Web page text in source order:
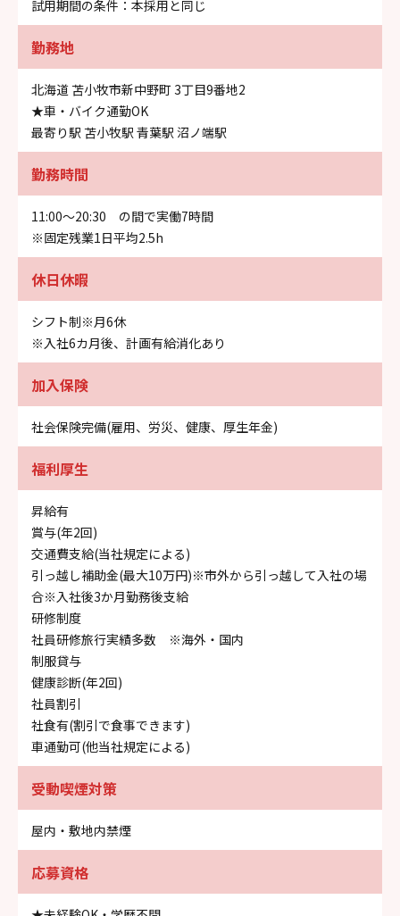
試用期間の条件：本採用と同じ
勤務地
北海道 苫小牧市新中野町 3丁目9番地2
★車・バイク通勤OK
最寄り駅 苫小牧駅 青葉駅 沼ノ端駅
勤務時間
11:00～20:30 の間で実働7時間
※固定残業1日平均2.5h
休日休暇
シフト制※月6休
※入社6カ月後、計画有給消化あり
加入保険
社会保険完備(雇用、労災、健康、厚生年金)
福利厚生
昇給有
賞与(年2回)
交通費支給(当社規定による)
引っ越し補助金(最大10万円)※市外から引っ越して入社の場
合※入社後3か月勤務後支給
研修制度
社員研修旅行実績多数 ※海外・国内
制服貸与
健康診断(年2回)
社員割引
社食有(割引で食事できます)
車通勤可(他当社規定による)
受動喫煙対策
屋内・敷地内禁煙
応募資格